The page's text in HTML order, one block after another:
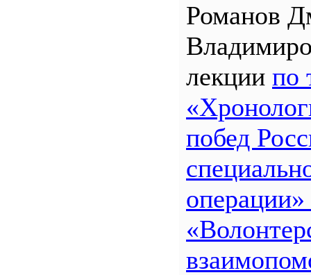
Романов
лекции по
побед